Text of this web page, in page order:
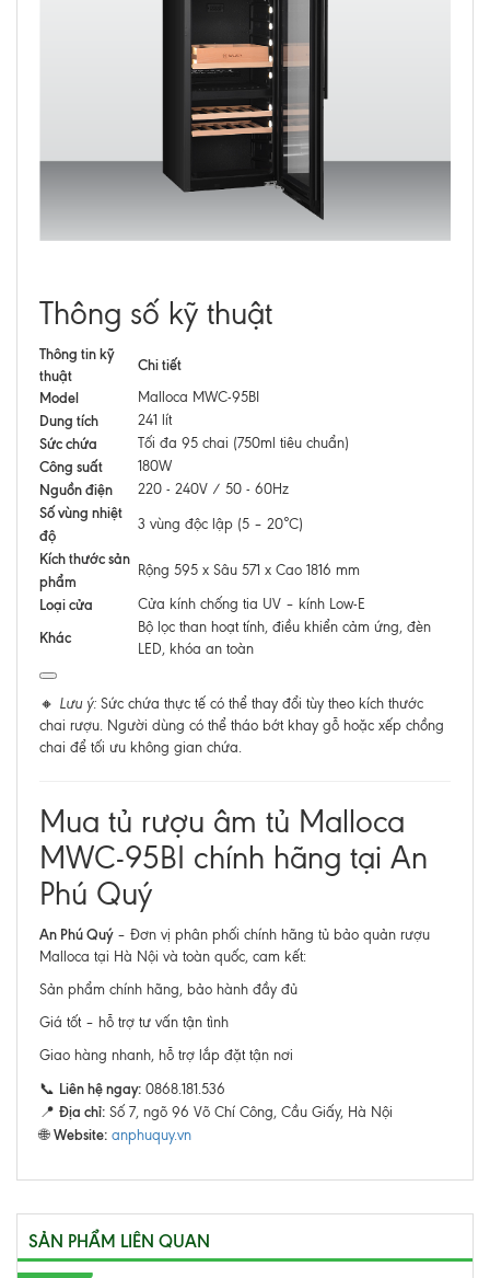
Thông số kỹ thuật
Thông tin kỹ
thuật
Chi tiết
Model
Malloca MWC-95BI
Dung tích 241 lít
Sức chứa Tối đa 95 chai (750ml tiêu chuẩn)
Công suất 180W
Nguồn điện 220 - 240V / 50 - 60Hz
Số vùng nhiệt
độ
3 vùng độc lập (5 – 20°C)
Kích thước sản
phẩm
Rộng 595 x Sâu 571 x Cao 1816 mm
Loại cửa Cửa kính chống tia UV – kính Low-E
Khác
Bộ lọc than hoạt tính, điều khiển cảm ứng, đèn
LED, khóa an toàn
🔸 Lưu ý: Sức chứa thực tế có thể thay đổi tùy theo kích thước
chai rượu. Người dùng có thể tháo bớt khay gỗ hoặc xếp chồng
chai để tối ưu không gian chứa.
Mua tủ rượu âm tủ Malloca
MWC-95BI chính hãng tại An
Phú Quý
An Phú Quý– Đơn vị phân phối chính hãng tủ bảo quản rượu
Malloca tại Hà Nội và toàn quốc, cam kết:
Sản phẩm chính hãng, bảo hành đầy đủ
Giá tốt – hỗ trợ tư vấn tận tình
Giao hàng nhanh, hỗ trợ lắp đặt tận nơi
📞 Liên hệ ngay: 0868.181.536
📍 Địa chỉ: Số 7, ngõ 96 Võ Chí Công, Cầu Giấy, Hà Nội
🌐 Website: anphuquy.vn
SẢN PHẨM LIÊN QUAN